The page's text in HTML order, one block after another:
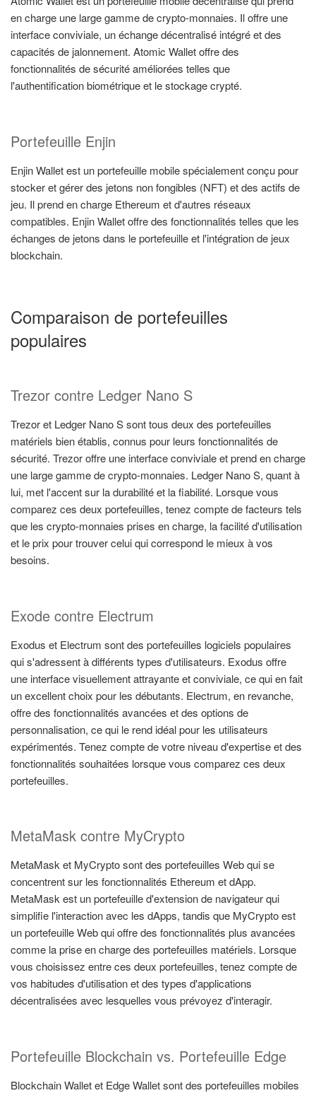
en charge une large gamme de crypto-monnaies. Il offre une
interface conviviale, un échange décentralisé intégré et des
capacités de jalonnement. Atomic Wallet offre des
fonctionnalités de sécurité améliorées telles que
l'authentification biométrique et le stockage crypté.
Portefeuille Enjin
Enjin Wallet est un portefeuille mobile spécialement conçu pour
stocker et gérer des jetons non fongibles (NFT) et des actifs de
jeu. Il prend en charge Ethereum et d'autres réseaux
compatibles. Enjin Wallet offre des fonctionnalités telles que les
échanges de jetons dans le portefeuille et l'intégration de jeux
blockchain.
Comparaison de portefeuilles
populaires
Trezor contre Ledger Nano S
Trezor et Ledger Nano S sont tous deux des portefeuilles
matériels bien établis, connus pour leurs fonctionnalités de
sécurité. Trezor offre une interface conviviale et prend en charge
une large gamme de crypto-monnaies. Ledger Nano S, quant à
lui, met l'accent sur la durabilité et la fiabilité. Lorsque vous
comparez ces deux portefeuilles, tenez compte de facteurs tels
que les crypto-monnaies prises en charge, la facilité d'utilisation
et le prix pour trouver celui qui correspond le mieux à vos
besoins.
Exode contre Electrum
Exodus et Electrum sont des portefeuilles logiciels populaires
qui s'adressent à différents types d'utilisateurs. Exodus offre
une interface visuellement attrayante et conviviale, ce qui en fait
un excellent choix pour les débutants. Electrum, en revanche,
offre des fonctionnalités avancées et des options de
personnalisation, ce qui le rend idéal pour les utilisateurs
expérimentés. Tenez compte de votre niveau d'expertise et des
fonctionnalités souhaitées lorsque vous comparez ces deux
portefeuilles.
MetaMask contre MyCrypto
MetaMask et MyCrypto sont des portefeuilles Web qui se
concentrent sur les fonctionnalités Ethereum et dApp.
MetaMask est un portefeuille d'extension de navigateur qui
simplifie l'interaction avec les dApps, tandis que MyCrypto est
un portefeuille Web qui offre des fonctionnalités plus avancées
comme la prise en charge des portefeuilles matériels. Lorsque
vous choisissez entre ces deux portefeuilles, tenez compte de
vos habitudes d'utilisation et des types d'applications
décentralisées avec lesquelles vous prévoyez d'interagir.
Portefeuille Blockchain vs. Portefeuille Edge
Blockchain Wallet et Edge Wallet sont des portefeuilles mobiles